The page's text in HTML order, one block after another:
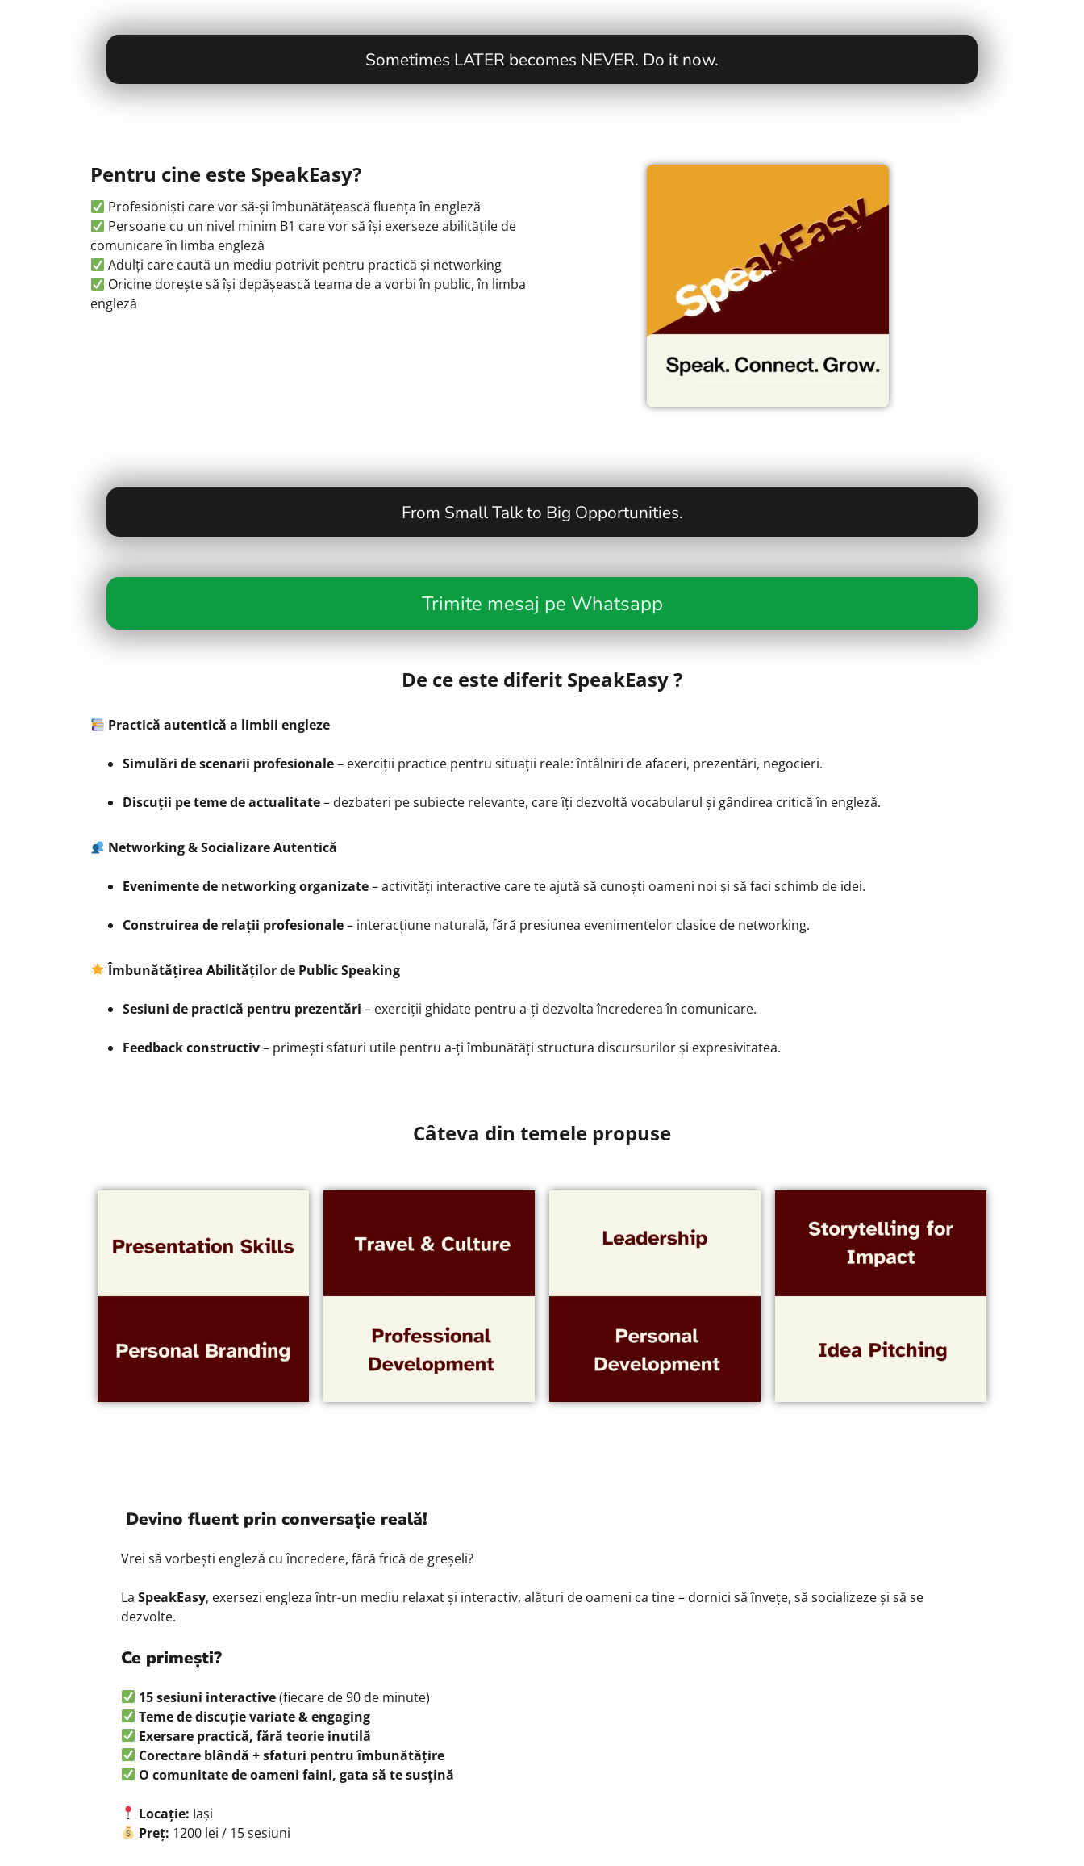
Sometimes LATER becomes NEVER. Do it now.
Pentru cine este SpeakEasy?​
Profesioniști care vor să-și îmbunătățească fluența în engleză
Persoane cu un nivel minim B1 care vor să își exerseze abilitățile de
comunicare în limba engleză
Adulți care caută un mediu potrivit pentru practică și networking
Oricine dorește să își depășească teama de a vorbi în public, în limba
engleză
From Small Talk to Big Opportunities.
Trimite mesaj pe Whatsapp
De ce este diferit SpeakEasy ?
Practică autentică a limbii engleze
Simulări de scenarii profesionale– exerciții practice pentru situații reale: întâlniri de afaceri, prezentări, negocieri.
Discuții pe teme de actualitate– dezbateri pe subiecte relevante, care îți dezvoltă vocabularul și gândirea critică în engleză.
Networking & Socializare Autentică
Evenimente de networking organizate– activități interactive care te ajută să cunoști oameni noi și să faci schimb de idei.
Construirea de relații profesionale– interacțiune naturală, fără presiunea evenimentelor clasice de networking.
Îmbunătățirea Abilităților de Public Speaking
Sesiuni de practică pentru prezentări – exerciții ghidate pentru a-ți dezvolta încrederea în comunicare.
Feedback constructiv– primești sfaturi utile pentru a-ți îmbunătăți structura discursurilor și expresivitatea.
Câteva din temele propuse
Devino fluent prin conversație reală!
Vrei să vorbești engleză cu încredere, fără frică de greșeli?
La SpeakEasy, exersezi engleza într-un mediu relaxat și interactiv, alături de oameni ca tine – dornici să învețe, să socializeze și să se
dezvolte.
Ce primești?
15 sesiuni interactive(fiecare de 90 de minute)
Teme de discuție variate & engaging
Exersare practică, fără teorie inutilă
Corectare blândă + sfaturi pentru îmbunătățire
O comunitate de oameni faini, gata să te susțină
Locație: Iași
Preț: 1200 lei / 15 sesiuni